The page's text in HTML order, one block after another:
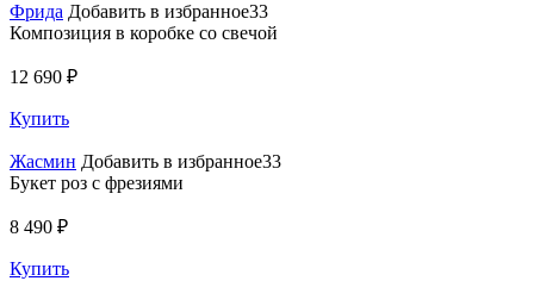
Фрида Добавить в избранное33
Композиция в коробке со свечой
12 690 ₽
Купить
Жасмин Добавить в избранное33
Букет роз с фрезиями
8 490 ₽
Купить